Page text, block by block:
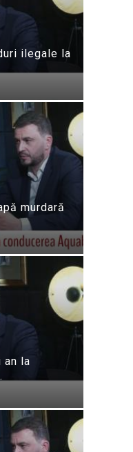
ilegale la
murdară
an la